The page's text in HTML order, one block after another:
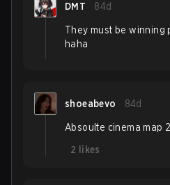
DMT 84d
They must be winning
haha
shoeabevo 84d
Absoulte cinema map
2
likes